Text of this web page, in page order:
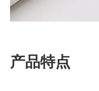
产品特点